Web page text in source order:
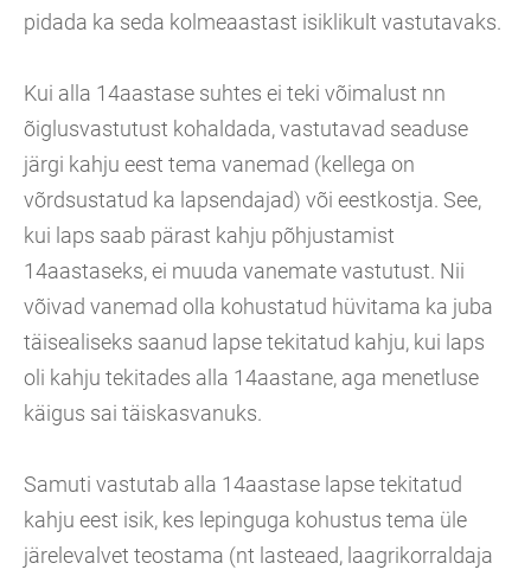
pidada ka seda kolmeaastast isiklikult vastutavaks.
Kui alla 14aastase suhtes ei teki võimalust nn
õiglusvastutust kohaldada, vastutavad seaduse
järgi kahju eest tema vanemad (kellega on
võrdsustatud ka lapsendajad) või eestkostja. See,
kui laps saab pärast kahju põhjustamist
14aastaseks, ei muuda vanemate vastutust. Nii
võivad vanemad olla kohustatud hüvitama ka juba
täisealiseks saanud lapse tekitatud kahju, kui laps
oli kahju tekitades alla 14aastane, aga menetluse
käigus sai täiskasvanuks.
Samuti vastutab alla 14aastase lapse tekitatud
kahju eest isik, kes lepinguga kohustus tema üle
järelevalvet teostama (nt lasteaed, laagrikorraldaja